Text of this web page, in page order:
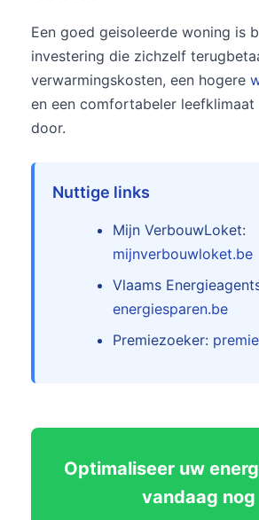
Een goed geisoleerde woning is
investering die zichzelf
verwarmingskosten, een hogere
en een comfortabeler leefklimaat
door.
Nuttige links
Mijn VerbouwLoket:
mijnverbouwloket.be
Vlaams
energiesparen.be
Premiezoeker:
Optimaliseer uw
vandaag nog